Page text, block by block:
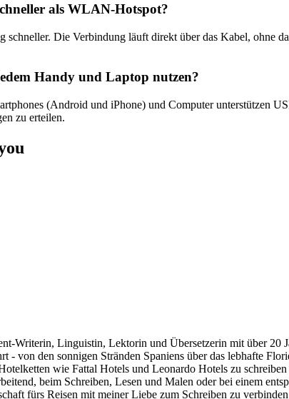
als WLAN-Hotspot?
schneller. Die Verbindung läuft direkt über das Kabel, ohne
Handy und Laptop nutzen?
(Android und iPhone) und Computer unterstützen
zu erteilen.
Writerin, Linguistin, Lektorin und Übersetzerin mit über
- von den sonnigen Stränden Spaniens über das lebhafte
wie Fattal Hotels und Leonardo Hotels zu
beim Schreiben, Lesen und Malen oder bei einem
fürs Reisen mit meiner Liebe zum Schreiben zu